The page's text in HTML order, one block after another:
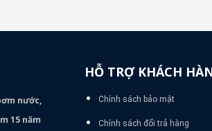
nước,
15 năm
HỖ TRỢ KHÁCH
Chính sách bảo mật
Chính sách đổi trả hàng